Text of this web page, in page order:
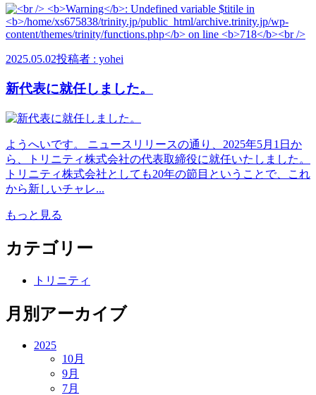
2025.05.02投稿者 : yohei
新代表に就任しました。
ようへいです。 ニュースリリースの通り、2025年5月1日か
ら、トリニティ株式会社の代表取締役に就任いたしました。
トリニティ株式会社としても20年の節目ということで、これ
から新しいチャレ...
もっと見る
カテゴリー
トリニティ
月別アーカイブ
2025
10月
9月
7月